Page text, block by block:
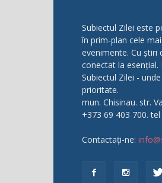
Subiectul Zilei este
în prim-plan cele
evenimente. Cu
conectat la
Subiectul Zilei -
prioritate.
mun. Chisinau. str.
+373 69 403 700.
Contactați-ne: